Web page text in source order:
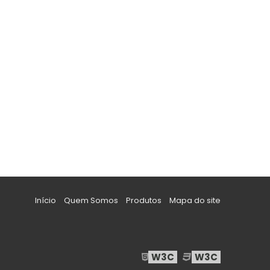
Início Quem Somos Produtos Mapa do site
W3C W3C